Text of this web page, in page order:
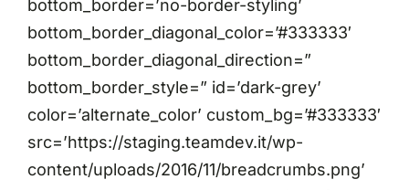
Settori
Storie di successo
News
bottom_border=’no-border-styling’
bottom_border_diagonal_color=’#333333′
bottom_border_diagonal_direction=”
bottom_border_style=” id=’dark-grey’
color=’alternate_color’ custom_bg=’#333333′
src=’https://staging.teamdev.it/wp-
content/uploads/2016/11/breadcrumbs.png’